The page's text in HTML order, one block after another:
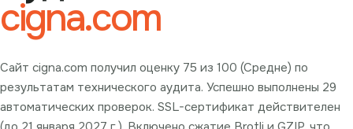
cigna.com
Сайт cigna.com получил оценку 75 из 100 (Средне) по
результатам технического аудита. Успешно выполнены 29
автоматических проверок. SSL-сертификат действителен